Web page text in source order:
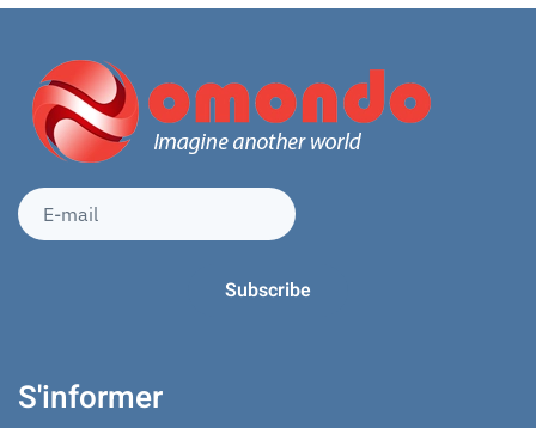
S'informer